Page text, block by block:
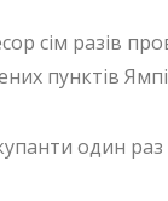
сім разів
пунктів
один раз